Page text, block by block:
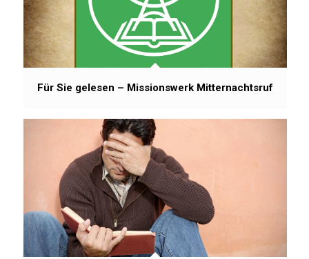
Für Sie gelesen – Missionswerk Mitternachtsruf